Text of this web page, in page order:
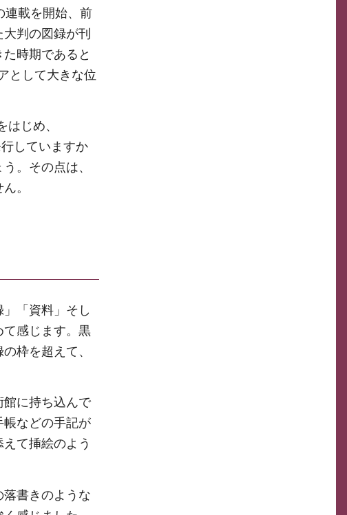
連載を開始、前
判の図録が刊
時期であると
として大きな位
じめ、
していますか
。その点は、
。
「資料」そし
感じます。黒
枠を超えて、
に持ち込んで
などの手記が
て挿絵のよう
書きのような